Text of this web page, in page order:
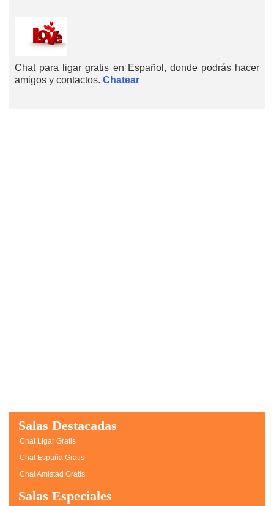
Chat para ligar gratis en Español, donde podrás hacer
amigos y contactos. Chatear
Salas Destacadas
Chat Ligar Gratis
Chat España Gratis
Chat Amistad Gratis
Salas Especiales